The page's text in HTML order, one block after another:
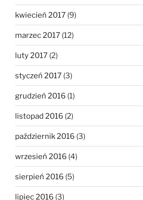
kwiecień 2017 (9)
marzec 2017 (12)
luty 2017 (2)
styczeń 2017 (3)
grudzień 2016 (1)
listopad 2016 (2)
październik 2016 (3)
wrzesień 2016 (4)
sierpień 2016 (5)
lipiec 2016 (3)